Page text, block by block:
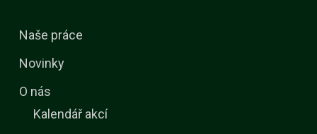
Naše práce
Novinky
O nás
Kalendář akcí